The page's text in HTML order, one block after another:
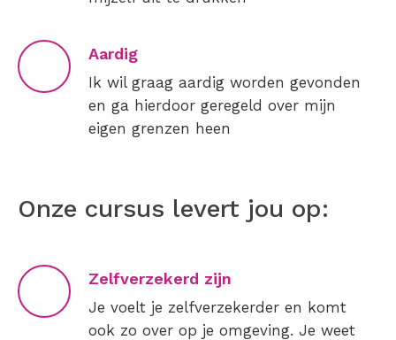
Aardig
Ik wil graag aardig worden gevonden
en ga hierdoor geregeld over mijn
eigen grenzen heen
Onze cursus levert jou op:
Zelfverzekerd zijn
Je voelt je zelfverzekerder en komt
ook zo over op je omgeving. Je weet